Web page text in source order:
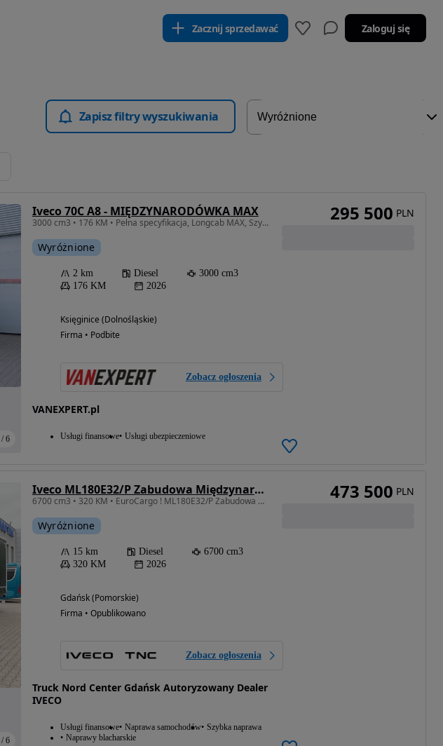
Zacznij sprzedawać Zaloguj się
Zapisz filtry wyszukiwania
/ 6
Iveco 70C A8 - MIĘDZYNARODÓWKA MAX
3000 cm3 • 176 KM • Pełna specyfikacja, Longcab MAX, Szybka dostępność
Wyróżnione
2 km Diesel
3000 cm3
176 KM
2026
Księginice (Dolnośląskie)
Firma • Podbite
Zobacz ogłoszenia
VANEXPERT.pl
Usługi finansowe Usługi ubezpieczeniowe
295 500 PLN
/ 6
Iveco ML180E32/P Zabudowa Międzynarodowa 22EP + Winda Slider 1500 kg
6700 cm3 • 320 KM • EuroCargo ! ML180E32/P Zabudowa Międzynarodowa 22EP + Winda Slider
Wyróżnione
15 km Diesel
6700 cm3
320 KM
2026
Gdańsk (Pomorskie)
Firma • Opublikowano
Zobacz ogłoszenia
Truck Nord Center Gdańsk Autoryzowany Dealer
IVECO
Usługi finansowe Naprawa samochodów Szybka naprawa
Naprawy blacharskie
473 500 PLN